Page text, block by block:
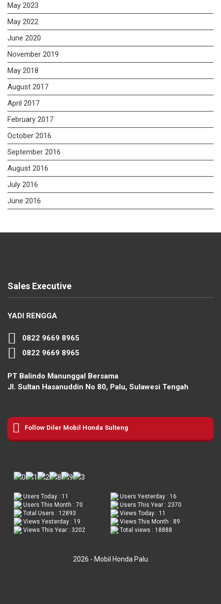
May 2023
May 2022
June 2020
November 2019
May 2018
August 2017
April 2017
February 2017
October 2016
September 2016
August 2016
July 2016
June 2016
Sales Executive
YADI RENGGA
0822 9669 8965
0822 9669 8965
PT Balindo Manunggal Bersama
Jl. Sultan Hasanuddin No 80, Palu, Sulawesi Tengah
Follow Diler Mobil Honda Sulteng
Users Today : 11
Users Yesterday : 16
Users This Month : 70
Users This Year : 2370
Total Users : 12893
Views Today : 11
Views Yesterday : 19
Views This Month : 89
Views This Year : 3202
Total views : 18888
2026 - Mobil Honda Palu